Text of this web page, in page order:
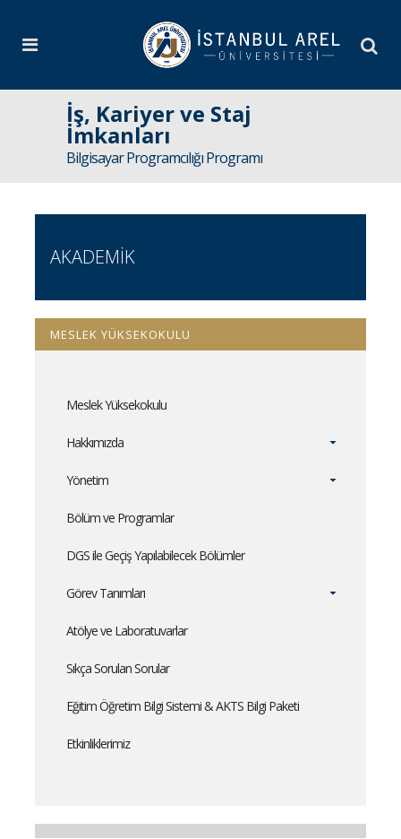
İş, Kariyer ve Staj
İmkanları
Bilgisayar Programcılığı Programı
AKADEMİK
MESLEK YÜKSEKOKULU
Meslek Yüksekokulu
Hakkımızda
Yönetim
Bölüm ve Programlar
DGS ile Geçiş Yapılabilecek Bölümler
Görev Tanımları
Atölye ve Laboratuvarlar
Sıkça Sorulan Sorular
Eğitim Öğretim Bilgi Sistemi & AKTS Bilgi Paketi
Etkinliklerimiz